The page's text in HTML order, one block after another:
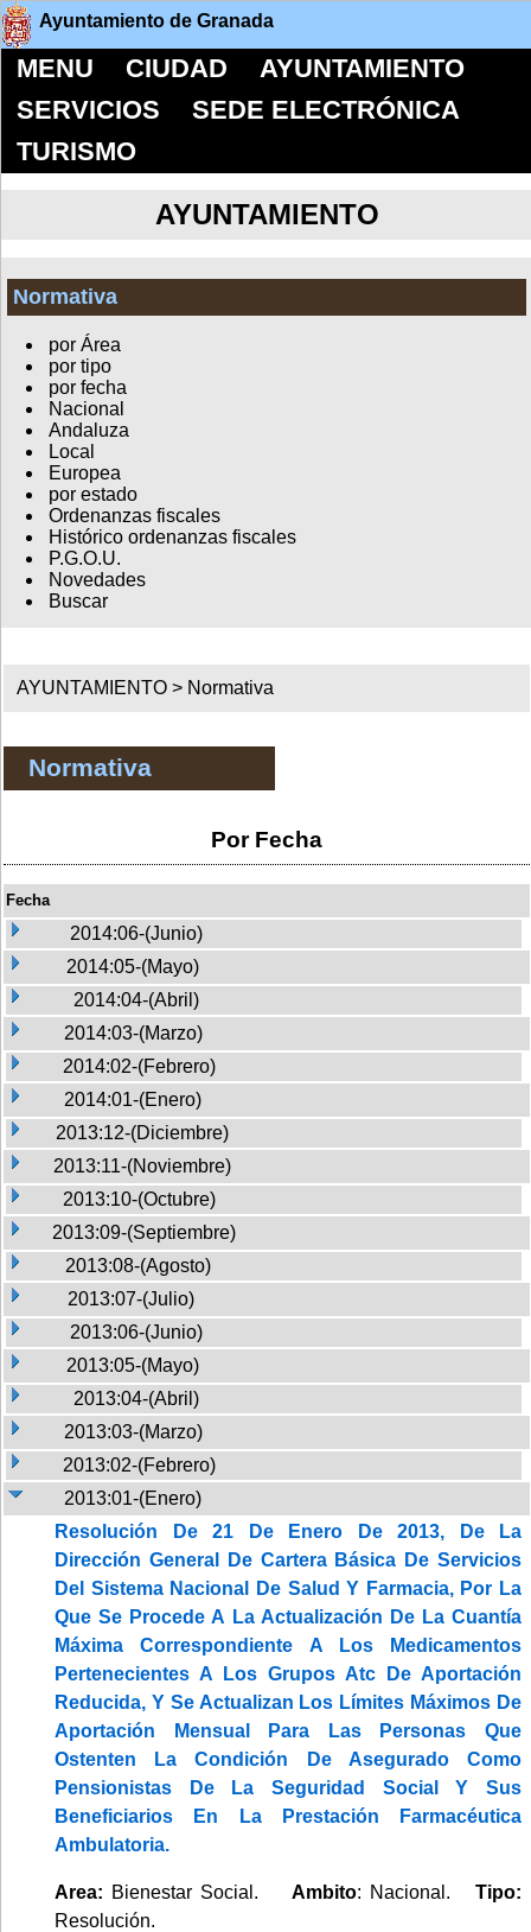
Ayuntamiento de Granada
MENU CIUDAD
AYUNTAMIENTO
SERVICIOS
SEDE ELECTRÓNICA
TURISMO
AYUNTAMIENTO
Normativa
por Área
por tipo
por fecha
Nacional
Andaluza
Local
Europea
por estado
Ordenanzas fiscales
Histórico ordenanzas fiscales
P.G.O.U.
Novedades
Buscar
AYUNTAMIENTO > Normativa
Normativa
Por Fecha
Fecha
2014:06-(Junio)
2014:05-(Mayo)
2014:04-(Abril)
2014:03-(Marzo)
2014:02-(Febrero)
2014:01-(Enero)
2013:12-(Diciembre)
2013:11-(Noviembre)
2013:10-(Octubre)
2013:09-(Septiembre)
2013:08-(Agosto)
2013:07-(Julio)
2013:06-(Junio)
2013:05-(Mayo)
2013:04-(Abril)
2013:03-(Marzo)
2013:02-(Febrero)
2013:01-(Enero)
Resolución De 21 De Enero De 2013, De La
Dirección General De Cartera Básica De Servicios
Del Sistema Nacional De Salud Y Farmacia, Por La
Que Se Procede A La Actualización De La Cuantía
Máxima Correspondiente A Los Medicamentos
Pertenecientes A Los Grupos Atc De Aportación
Reducida, Y Se Actualizan Los Límites Máximos De
Aportación Mensual Para Las Personas Que
Ostenten La Condición De Asegurado Como
Pensionistas De La Seguridad Social Y Sus
Beneficiarios En La Prestación Farmacéutica
Ambulatoria.
Area: Bienestar Social. Ambito: Nacional. Tipo:
Resolución.